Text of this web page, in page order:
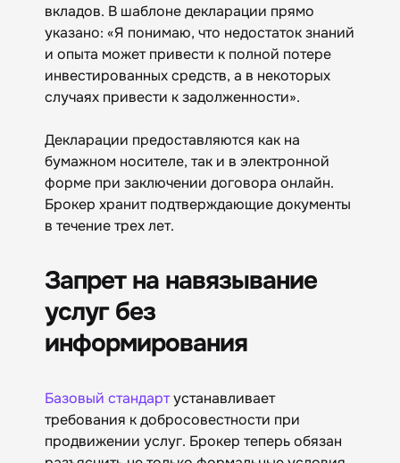
вкладов. В шаблоне декларации прямо
указано: «Я понимаю, что недостаток знаний
и опыта может привести к полной потере
инвестированных средств, а в некоторых
случаях привести к задолженности».
Декларации предоставляются как на
бумажном носителе, так и в электронной
форме при заключении договора онлайн.
Брокер хранит подтверждающие документы
в течение трех лет.
Запрет на навязывание
услуг без
информирования
Базовый стандартустанавливает
требования к добросовестности при
продвижении услуг. Брокер теперь обязан